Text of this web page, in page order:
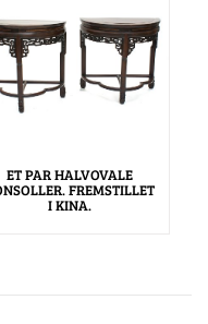
ET PAR HALVOVALE
FREMSTILLET
I KINA.